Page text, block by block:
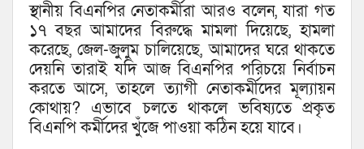
স্থানীয় বিএনপির নেতাকর্মীরা আরও বলেন, যারা গত
১৭ বছর আমাদের বিরুদ্ধে মামলা দিয়েছে, হামলা
করেছে, জেল-জুলুম চালিয়েছে, আমাদের ঘরে থাকতে
দেয়নি তারাই যদি আজ বিএনপির পরিচয়ে নির্বাচন
করতে আসে, তাহলে ত্যাগী নেতাকর্মীদের মূল্যায়ন
কোথায়? এভাবে চলতে থাকলে ভবিষ্যতে প্রকৃত
বিএনপি কর্মীদের খুঁজে পাওয়া কঠিন হয়ে যাবে।